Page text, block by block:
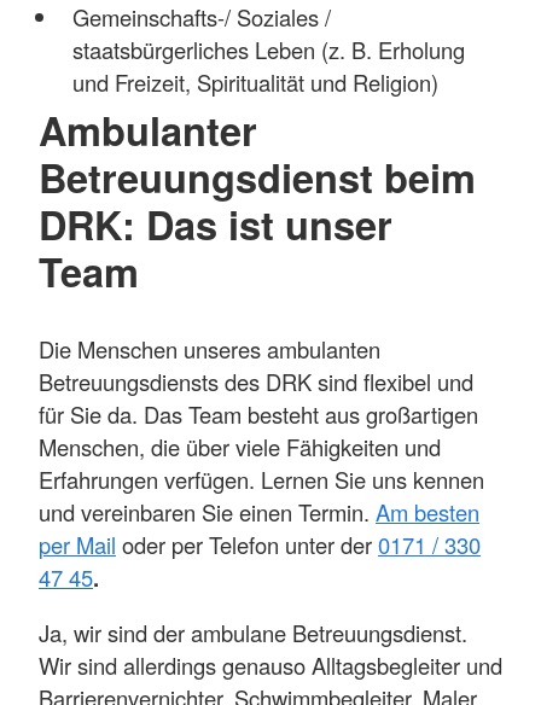
Gemeinschafts-/ Soziales /
staatsbürgerliches Leben (z. B. Erholung
und Freizeit, Spiritualität und Religion)
Ambulanter
Betreuungsdienst beim
DRK: Das ist unser
Team
Die Menschen unseres ambulanten
Betreuungsdiensts des DRK sind flexibel und
für Sie da. Das Team besteht aus großartigen
Menschen, die über viele Fähigkeiten und
Erfahrungen verfügen. Lernen Sie uns kennen
und vereinbaren Sie einen Termin. Am besten
per Mail oder per Telefon unter der0171 / 330
47 45.
Ja, wir sind der ambulane Betreuungsdienst.
Wir sind allerdings genauso Alltagsbegleiter und
Barrierenvernichter. Schwimmbegleiter, Maler,